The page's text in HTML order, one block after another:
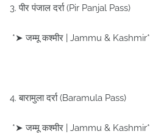
3. पीर पंजाल दर्रा (Pir Panjal Pass)
*➤ जम्मू कश्मीर | Jammu & Kashmir*
4. बारामुला दर्रा (Baramula Pass)
*➤ जम्मू कश्मीर | Jammu & Kashmir*